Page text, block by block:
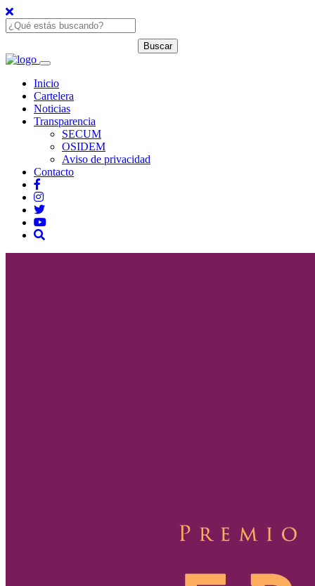
Inicio
Cartelera
Noticias
Transparencia
SECUM
OSIDEM
Aviso de privacidad
Contacto